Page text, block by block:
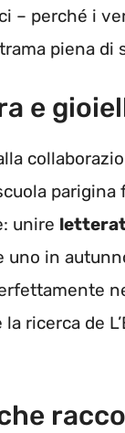
– perché i
piena di
e
parigina
unire
uno in
ricerca de